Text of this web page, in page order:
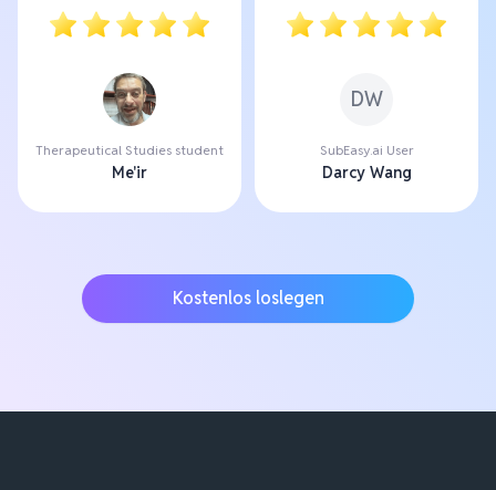
Therapeutical Studies student
Me'ir
DW
SubEasy.ai User
Darcy Wang
Kostenlos loslegen